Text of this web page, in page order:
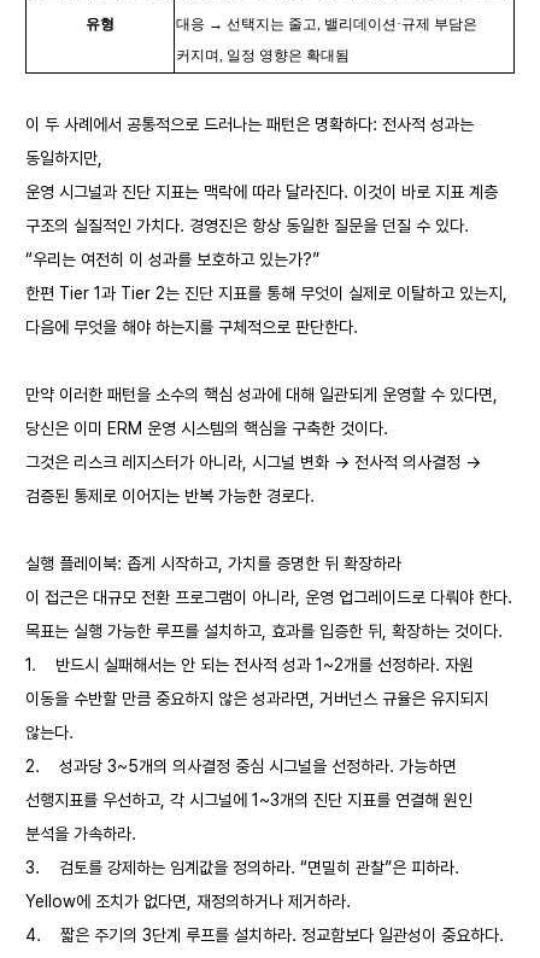
유형
대응 → 선택지는 줄고, 밸리데이션·규제 부담은
커지며, 일정 영향은 확대됨
이 두 사례에서 공통적으로 드러나는 패턴은 명확하다: 전사적 성과는
동일하지만,
운영 시그널과 진단 지표는 맥락에 따라 달라진다. 이것이 바로 지표 계층
구조의 실질적인 가치다. 경영진은 항상 동일한 질문을 던질 수 있다.
“우리는 여전히 이 성과를 보호하고 있는가?”
한편 Tier 1과 Tier 2는 진단 지표를 통해 무엇이 실제로 이탈하고 있는지,
다음에 무엇을 해야 하는지를 구체적으로 판단한다.
만약 이러한 패턴을 소수의 핵심 성과에 대해 일관되게 운영할 수 있다면,
당신은 이미 ERM 운영 시스템의 핵심을 구축한 것이다.
그것은 리스크 레지스터가 아니라, 시그널 변화 → 전사적 의사결정 →
검증된 통제로 이어지는 반복 가능한 경로다.
실행 플레이북: 좁게 시작하고, 가치를 증명한 뒤 확장하라
이 접근은 대규모 전환 프로그램이 아니라, 운영 업그레이드로 다뤄야 한다.
목표는 실행 가능한 루프를 설치하고, 효과를 입증한 뒤, 확장하는 것이다.
1.
반드시 실패해서는 안 되는 전사적 성과 1~2개를 선정하라. 자원
이동을 수반할 만큼 중요하지 않은 성과라면, 거버넌스 규율은 유지되지
않는다.
2.
성과당 3~5개의 의사결정 중심 시그널을 선정하라. 가능하면
선행지표를 우선하고, 각 시그널에 1~3개의 진단 지표를 연결해 원인
분석을 가속하라.
3.
검토를 강제하는 임계값을 정의하라. “면밀히 관찰”은 피하라.
Yellow에 조치가 없다면, 재정의하거나 제거하라.
4.
짧은 주기의 3단계 루프를 설치하라. 정교함보다 일관성이 중요하다.